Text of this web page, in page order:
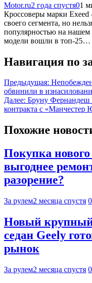
Motor.ru2 года спустя01
Кроссоверы марки
своего сегмента, но
популярностью на
модели вошли в топ-25…
Навигация по
Предыдущая:
обвинили в
Далее: Бруну Фернандеш
контракта с «Манчестер
Похожие
Покупка нового
выгоднее
разорение?
За рулем2 месяца спустя 0
Новый
седан Geely
рынок
За рулем2 месяца спустя 0